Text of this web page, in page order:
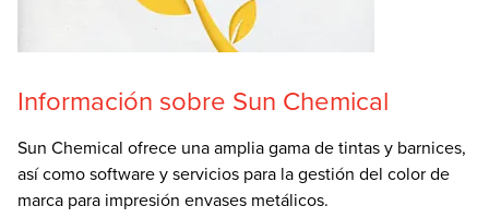
Información sobre Sun Chemical
Sun Chemical ofrece una amplia gama de tintas y barnices,
así como software y servicios para la gestión del color de
marca para impresión envases metálicos.